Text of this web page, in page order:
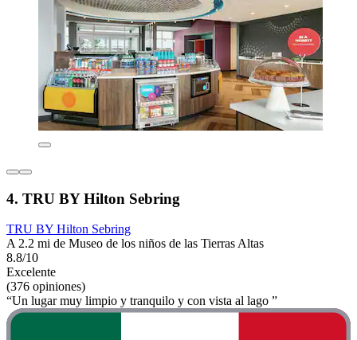
4. TRU BY Hilton Sebring
TRU BY Hilton Sebring
A 2.2 mi de Museo de los niños de las Tierras Altas
8.8/10
Excelente
(376 opiniones)
“Un lugar muy limpio y tranquilo y con vista al lago ”